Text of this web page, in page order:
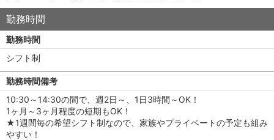
勤務時間
勤務時間
シフト制
勤務時間備考
10:30～14:30の間で、週2日～、1日3時間～OK！
1ヶ月～3ヶ月程度の短期もOK！
★1週間毎の希望シフト制なので、家族やプライベートの予定も組み
やすい！